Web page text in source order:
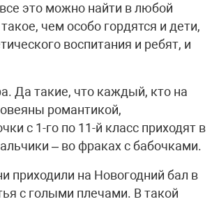
это можно найти в любой
чем особо гордятся и дети,
воспитания и ребят, и
Да такие, что каждый, кто на
романтикой,
с 1-го по 11-й класс приходят в
– во фраках с бабочками.
приходили на Новогодний бал в
с голыми плечами. В такой